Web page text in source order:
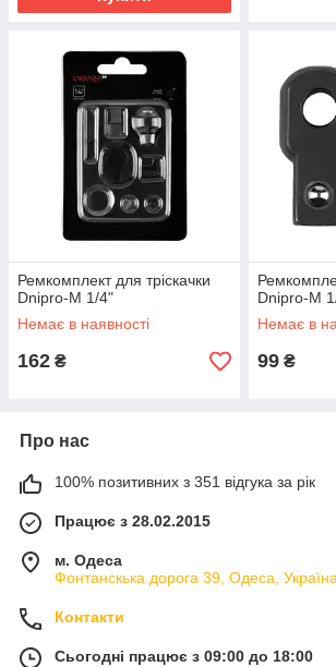
Ремкомплект для тріскачки
Dnipro-M 1/4"
Немає в наявності
162 ₴
Dnipro-M
Немає в
99 ₴
Про нас
100% позитивних з 351 відгука за рік
Працює з 28.02.2015
м. Одеса
Фонтанскька дорога 39, Одеса, Україна
Контакти
Сьогодні працює з 09:00 до 18:00